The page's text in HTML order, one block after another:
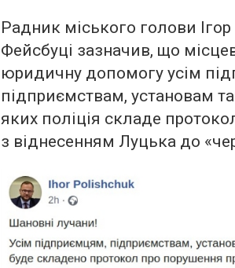
Радник міського голови
Фейсбуці зазначив, що
юридичну допомогу усім
підприємствам, установам
яких поліція складе
з віднесенням Луцька до